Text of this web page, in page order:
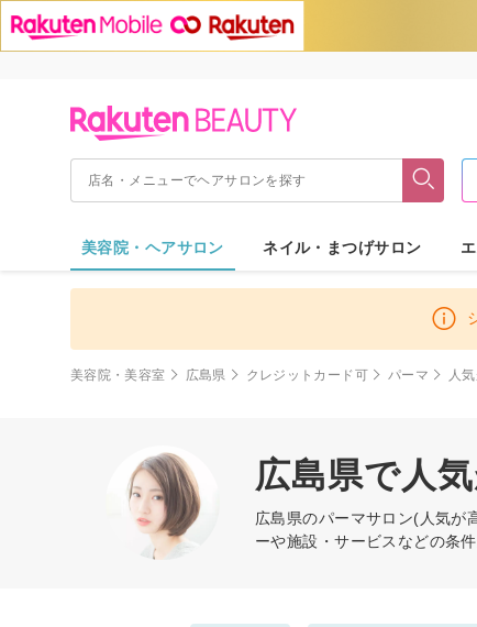
美容院・ヘアサロン ネイル・まつげサロン
美容院・美容室 広島県 クレジットカード可 パーマ 人
広島県で人
広島県のパーマサロン(人気が
ーや施設・サービスなどの条